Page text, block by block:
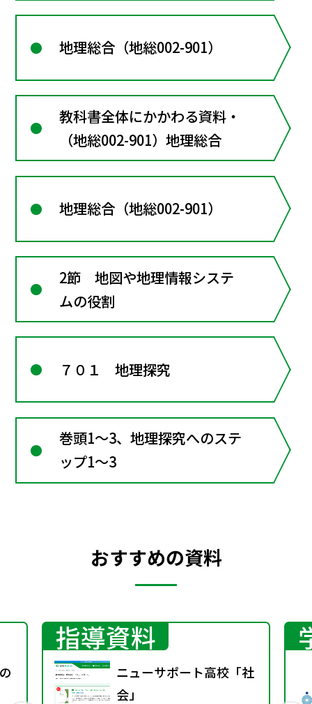
地理総合（地総002-901）
教科書全体にかかわる資料・
（地総002-901）地理総合
地理総合（地総002-901）
2節 地図や地理情報システ
ムの役割
７０１ 地理探究
巻頭1～3、地理探究へのステ
ップ1～3
おすすめの資料
指導資料
ニューサポート高校「社
会」